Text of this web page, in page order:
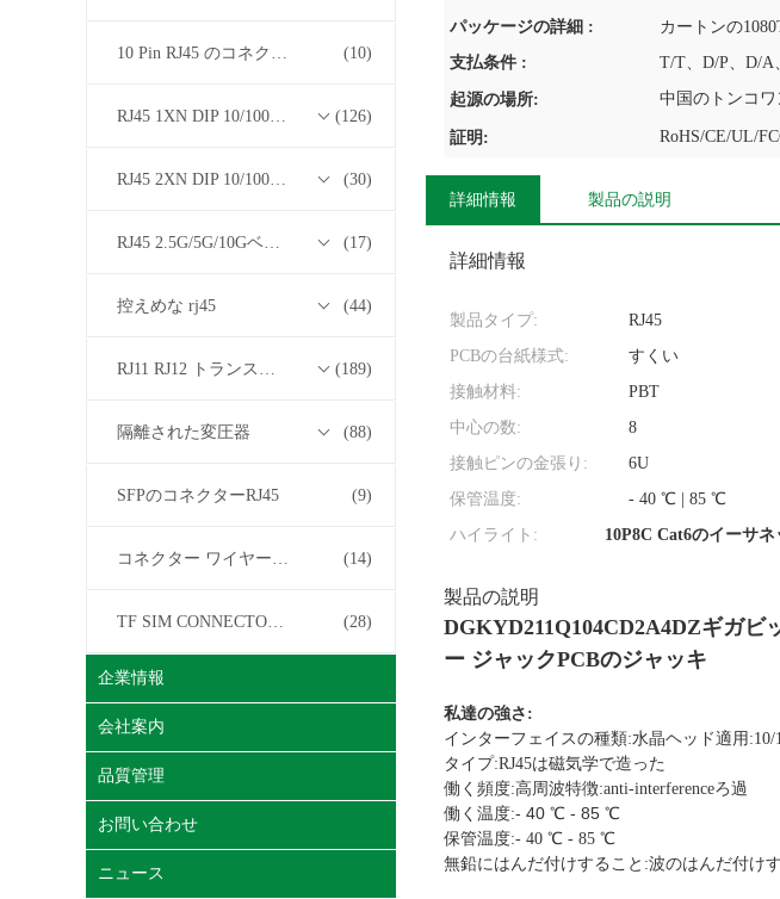
10 Pin RJ45 のコネクター (10)
RJ45 1XN DIP 10/100/1000Mベース-T トランスフォーマーシリーズ (126)
RJ45 2XN DIP 10/100/1000Mベース-T トランスフォーマーシリーズ (30)
RJ45 2.5G/5G/10GベースTトランスフォーマーシリーズ (17)
控えめな rj45 (44)
RJ11 RJ12 トランスフォーマーシリーズなしの RJ45 (189)
隔離された変圧器 (88)
SFPのコネクターRJ45 (9)
コネクター ワイヤー馬具 (14)
TF SIM CONNECTOR について (28)
企業情報
会社案内
品質管理
お問い合わせ
ニュース
パッケージの詳細 :
カートンの
支払条件 :
起源の場所: 中国のトンコワ
証明: RoHS/CE/UL/
詳細情報 製品の説明
詳細情報
製品タイプ: RJ45
PCBの台紙様式:
すくい
接触材料:
PBT
中心の数:
8
接触ピンの金張り:
6U
保管温度:
- 40 ℃ | 85 ℃
ハイライト:
10P8C Cat6のイーサ
製品の説明
DGKYD211Q104CD2A4DZギガビ
ー ジャックPCBのジャッキ
私達の強さ:
インターフェイスの種類:水晶ヘッド適用:10/
タイプ:RJ45は磁気学で造った
働く頻度:高周波特徴:anti-interferenceろ過
働く温度:- 40 ℃ - 85 ℃
保管温度:- 40 ℃ - 85 ℃
無鉛にはんだ付けすること:波のはんだ付け